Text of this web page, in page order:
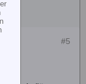
#5